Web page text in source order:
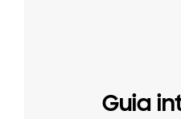
Guia